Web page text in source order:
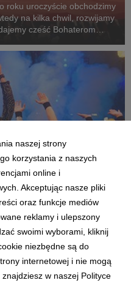
roku uroczyście obchodzimy
na kilka chwil, rozwijamy
cześć Bohaterom
i wiele więcej!
zawierał w sobie całą
Świata. Obie sceny grały
przewijało się tysiące
naszej strony
korzystania z naszych
online i
Akceptując nasze pliki
oraz funkcje mediów
reklamy i ulepszony
swoimi wyborami, kliknij
niezbędne są do
internetowej i nie mogą
w naszej Polityce